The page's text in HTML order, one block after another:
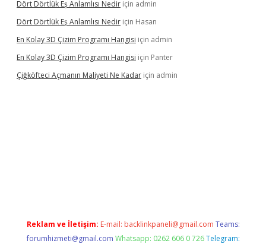
Dört Dörtlük Eş Anlamlısı Nedir için admin
Dört Dörtlük Eş Anlamlısı Nedir için Hasan
En Kolay 3D Çizim Programı Hangisi için admin
En Kolay 3D Çizim Programı Hangisi için Panter
Çiğköfteci Açmanın Maliyeti Ne Kadar için admin
Reklam ve İletişim: E-mail: backlinkpaneli@gmail.com Teams:
forumhizmeti@gmail.com Whatsapp: 0262 606 0 726 Telegram: